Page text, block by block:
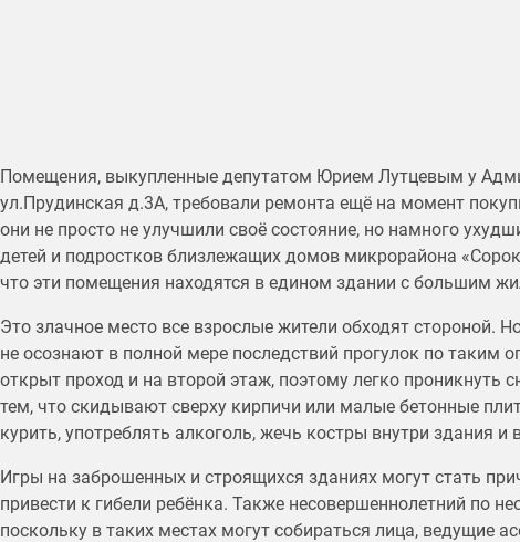
Помещения, выкупленные депутатом Юрием Лутцевым у
ул.Прудинская д.3А, требовали ремонта ещё на момент
они не просто не улучшили своё состояние, но намного
детей и подростков близлежащих домов микрорайона
что эти помещения находятся в едином здании с большим
Это злачное место все взрослые жители обходят стороной.
не осознают в полной мере последствий прогулок по таким
открыт проход и на второй этаж, поэтому легко
тем, что скидывают сверху кирпичи или малые бетонные
курить, употреблять алкоголь, жечь костры внутри здания
Игры на заброшенных и строящихся зданиях могут стать
привести к гибели ребёнка. Также несовершеннолетний по
поскольку в таких местах могут собираться лица, ведущие